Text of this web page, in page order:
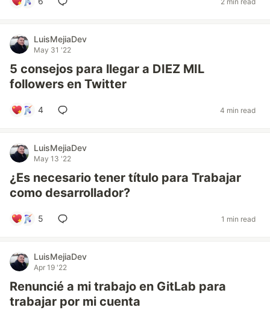
LuisMejiaDev
May 31 '22
5 consejos para llegar a DIEZ MIL
followers en Twitter
4 4 min read
LuisMejiaDev
May 13 '22
¿Es necesario tener título para Trabajar
como desarrollador?
5 1 min read
LuisMejiaDev
Apr 19 '22
Renuncié a mi trabajo en GitLab para
trabajar por mi cuenta